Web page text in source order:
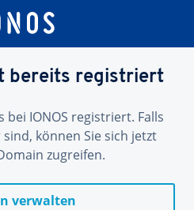
bereits registriert
IONOS registriert. Falls
können Sie sich jetzt
zugreifen.
verwalten